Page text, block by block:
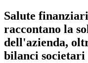
Salute
raccontano la
dell'azienda,
bilanci societari